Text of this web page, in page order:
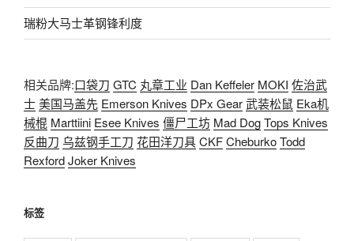
瑞粉大马士革钢锋利度
相关品牌:口袋刀 GTC 丸章工业 Dan Keffeler MOKI 佐治武
士美国马盖先 Emerson Knives DPx Gear武装松鼠 Eka机
械棍 Marttiini Esee Knives 僵尸工坊 Mad DogTops Knives
反曲刀 乌兹钢手工刀 花田洋刀具CKFCheburkoTodd
RexfordJoker Knives
标签